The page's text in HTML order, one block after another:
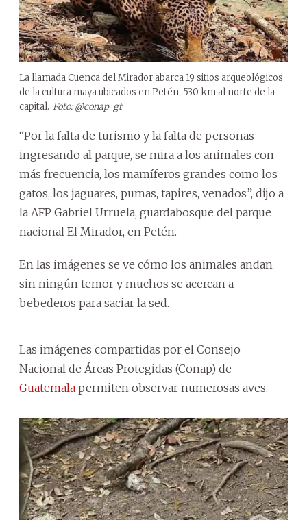
La llamada Cuenca del Mirador abarca 19 sitios arqueológicos
de la cultura maya ubicados en Petén, 530 km al norte de la
capital. Foto: @conap_gt
“Por la falta de turismo y la falta de personas
ingresando al parque, se mira a los animales con
más frecuencia, los mamíferos grandes como los
gatos, los jaguares, pumas, tapires, venados”, dijo a
la AFP Gabriel Urruela, guardabosque del parque
nacional El Mirador, en Petén.
En las imágenes se ve cómo los animales andan
sin ningún temor y muchos se acercan a
bebederos para saciar la sed.
Las imágenes compartidas por el Consejo
Nacional de Áreas Protegidas (Conap) de
Guatemala permiten observar numerosas aves.